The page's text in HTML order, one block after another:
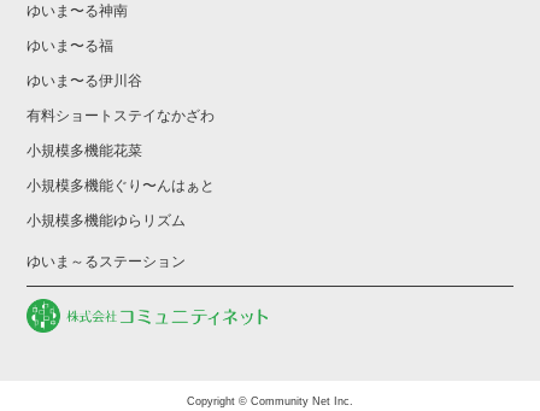
ゆいま〜る神南
ゆいま〜る福
ゆいま〜る伊川谷
有料ショートステイなかざわ
小規模多機能花菜
小規模多機能ぐり〜んはぁと
小規模多機能ゆらリズム
ゆいま～るステーション
Copyright © Community Net Inc.